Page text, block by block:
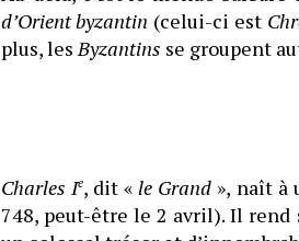
d’Orient byzantin (celui-ci est
plus, lesByzantins se groupent
Charles Ie, dit «le Grand », naît à
748, peut-être le 2 avril). Il rend